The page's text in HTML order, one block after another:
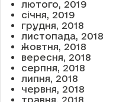
лютого, 2019
січня, 2019
грудня, 2018
листопада, 2018
жовтня, 2018
вересня, 2018
серпня, 2018
липня, 2018
червня, 2018
травня, 2018